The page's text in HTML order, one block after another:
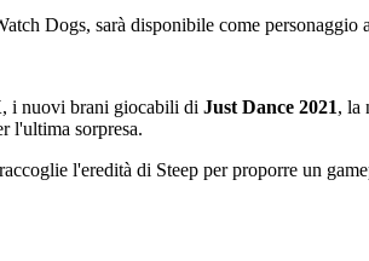
Dogs, sarà disponibile come
, i nuovi brani giocabili di Just Dance 2021, la
l'ultima sorpresa.
l'eredità di Steep per proporre un